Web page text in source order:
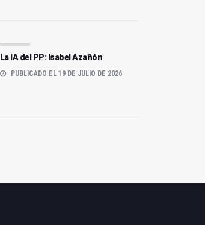
La IA del PP: Isabel Azañón
PUBLICADO EL 19 DE JULIO DE 2026